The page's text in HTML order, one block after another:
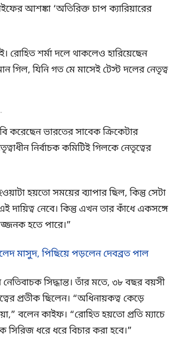
আশঙ্কা ‘অতিরিক্ত চাপ ক্যারিয়ারের
রোহিত শর্মা দলে থাকলেও হারিয়েছেন
গিল, যিনি গত মে মাসেই টেস্ট দলের নেতৃত্ব
করেছেন ভারতের সাবেক ক্রিকেটার
নির্বাচক কমিটিই গিলকে নেতৃত্বের
হয়তো সময়ের ব্যাপার ছিল, কিন্তু সেটা
নেবে। কিন্তু এখন তার কাঁধে একসঙ্গে
হতে পারে।”
মাসুদ, পিছিয়ে পড়লেন দেবব্রত পাল
সিদ্ধান্ত। তাঁর মতে, ৩৮ বছর বয়সী
প্রতীক ছিলেন। “অধিনায়কত্ব কেড়ে
বলেন কাইফ। “রোহিত হয়তো প্রতি ম্যাচে
ধরে ধরে বিচার করা হবে।”